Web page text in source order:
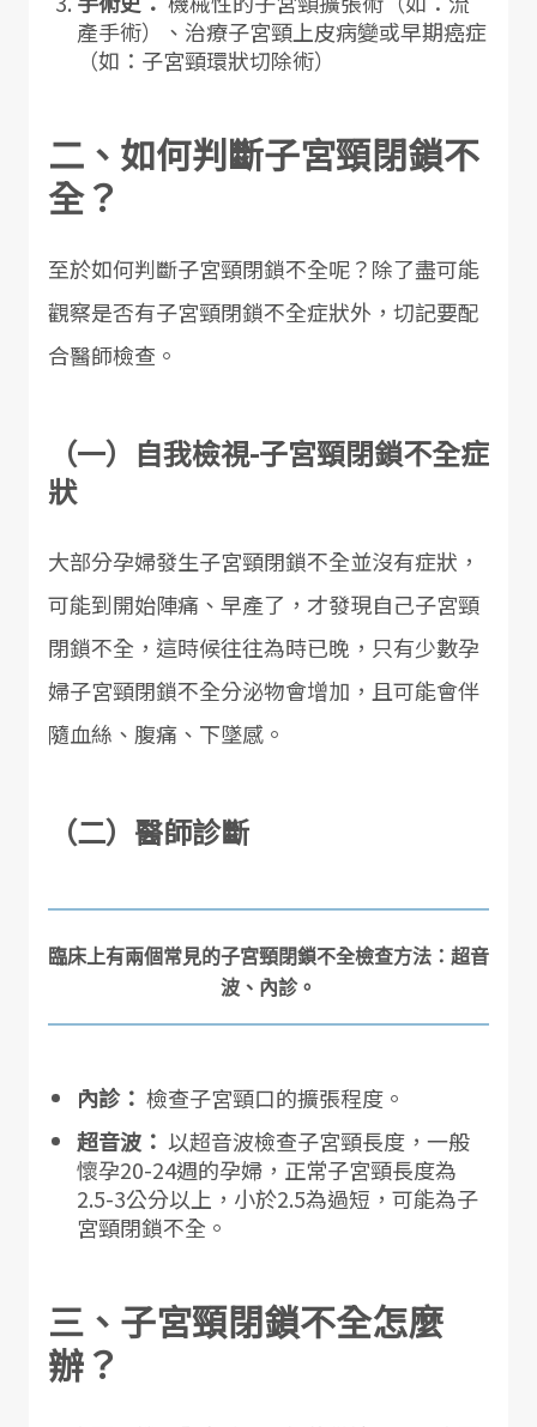
產手術）、治療子宮頸上皮病變或早期癌症
（如：子宮頸環狀切除術）
二、如何判斷子宮頸閉鎖不
全？
至於如何判斷子宮頸閉鎖不全呢？除了盡可能
觀察是否有子宮頸閉鎖不全症狀外，切記要配
合醫師檢查。
（一）自我檢視-子宮頸閉鎖不全症
狀
大部分孕婦發生子宮頸閉鎖不全並沒有症狀，
可能到開始陣痛、早產了，才發現自己子宮頸
閉鎖不全，這時候往往為時已晚，只有少數孕
婦子宮頸閉鎖不全分泌物會增加，且可能會伴
隨血絲、腹痛、下墜感。
（二）醫師診斷
臨床上有兩個常見的子宮頸閉鎖不全檢查方法：超音
內診： 檢查子宮頸口的擴張程度。
超音波： 以超音波檢查子宮頸長度，一般
懷孕20-24週的孕婦，正常子宮頸長度為
2.5-3公分以上，小於2.5為過短，可能為子
宮頸閉鎖不全。
三、子宮頸閉鎖不全怎麼
辦？